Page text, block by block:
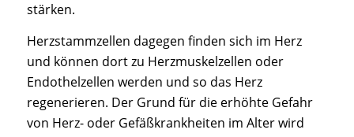
stärken.
Herzstammzellen dagegen finden sich im Herz
und können dort zu Herzmuskelzellen oder
Endothelzellen werden und so das Herz
regenerieren. Der Grund für die erhöhte Gefahr
von Herz- oder Gefäßkrankheiten im Alter wird